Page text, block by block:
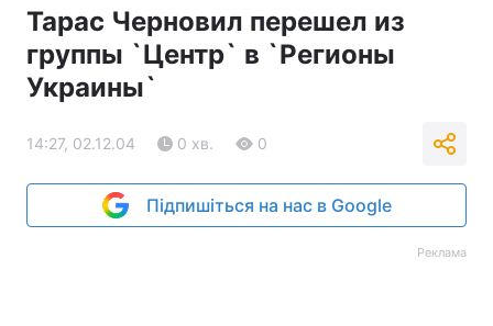
Тарас Черновил перешел из
группы `Центр` в `Регионы
Украины`
14:27, 02.12.04 0 хв. 0
Підпишіться на нас в Google
Реклама